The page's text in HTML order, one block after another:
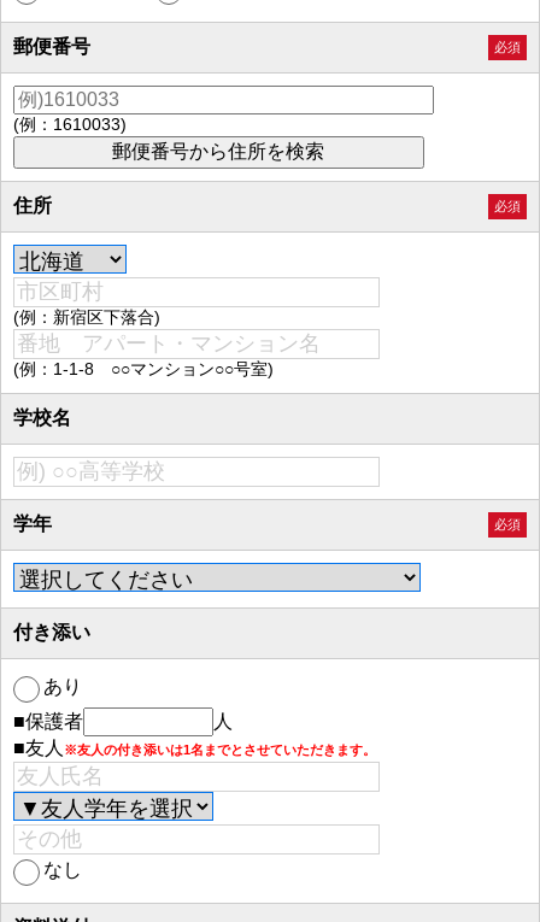
郵便番号 必須
(例：1610033)
住所 必須
(例：新宿区下落合)
(例：1-1-8 ○○マンション○○号室)
学校名
学年 必須
付き添い
あり
■保護者
人
■友人 ※友人の付き添いは1名までとさせていただきます。
なし